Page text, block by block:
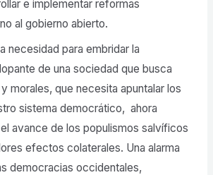
e implementar reformas
al gobierno abierto.
necesidad para embridar la
de una sociedad que busca
morales, que necesita apuntalar los
sistema democrático, ahora
avance de los populismos salvíficos
efectos colaterales. Una alarma
democracias occidentales,